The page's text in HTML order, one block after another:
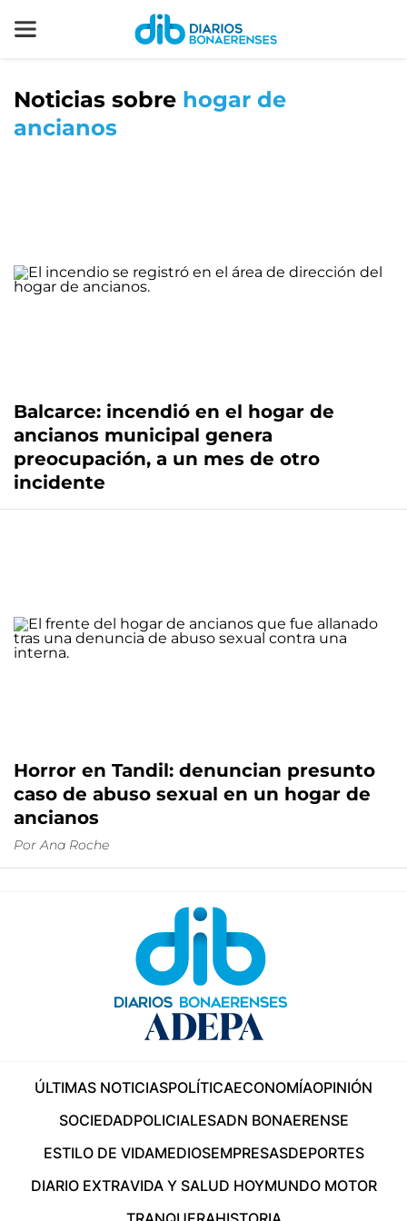
Noticias sobre hogar de
ancianos
Balcarce: incendió en el hogar de
ancianos municipal genera
preocupación, a un mes de otro
incidente
Horror en Tandil: denuncian presunto
caso de abuso sexual en un hogar de
ancianos
Por Ana Roche
ÚLTIMAS NOTICIASPOLÍTICAECONOMÍAOPINIÓN
SOCIEDADPOLICIALESADN BONAERENSE
ESTILO DE VIDAMEDIOSEMPRESASDEPORTES
DIARIO EXTRAVIDA Y SALUD HOYMUNDO MOTOR